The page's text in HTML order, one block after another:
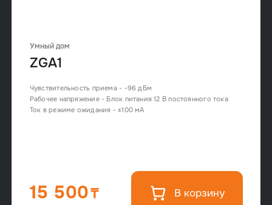
Умный дом
ZGA1
Чувствительность приема - -96 дБм
Рабочее напряжение - Блок питания 12 В постоянного тока
Ток в режиме ожидания - ≤100 мА
15 500 В корзину